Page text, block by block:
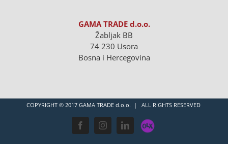
GAMA TRADE d.o.o.
Žabljak BB
74 230 Usora
Bosna i Hercegovina
COPYRIGHT © 2017 GAMA TRADE d.o.o. | ALL RIGHTS RESERVED
FacebookInstagramLinkedIn
OLX